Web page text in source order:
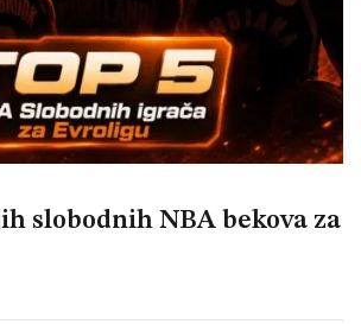
slobodnih NBA bekova za